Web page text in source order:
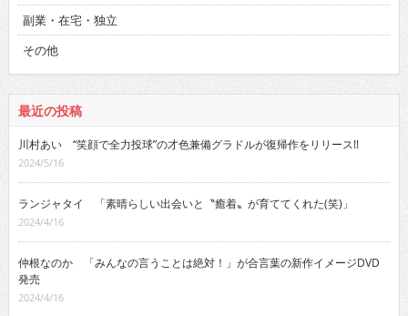
副業・在宅・独立
その他
最近の投稿
川村あい “笑顔で全力投球”の才色兼備グラドルが復帰作をリリース!!
2024/5/16
ランジャタイ 「素晴らしい出会いと〝癒着〟が育ててくれた(笑)」
2024/4/16
仲根なのか 「みんなの言うことは絶対！」が合言葉の新作イメージDVD
発売
2024/4/16